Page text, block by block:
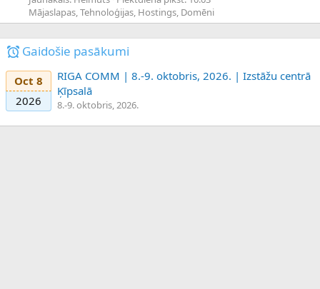
Mājaslapas, Tehnoloģijas, Hostings, Domēni
Gaidošie pasākumi
Oct 8
2026
RIGA COMM | 8.-9. oktobris, 2026. | Izstāžu centrā
Ķīpsalā
8.-9. oktobris, 2026.